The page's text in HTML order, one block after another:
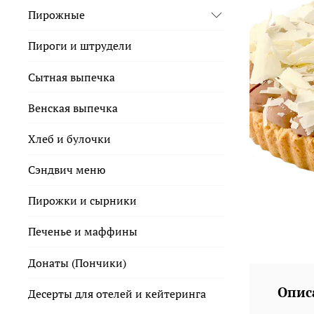
Пирожные
Пироги и штрудели
Сытная выпечка
Венская выпечка
Хлеб и булочки
Сэндвич меню
Пирожки и сырники
Печенье и маффины
Донаты (Пончики)
Десерты для отелей и кейтеринга